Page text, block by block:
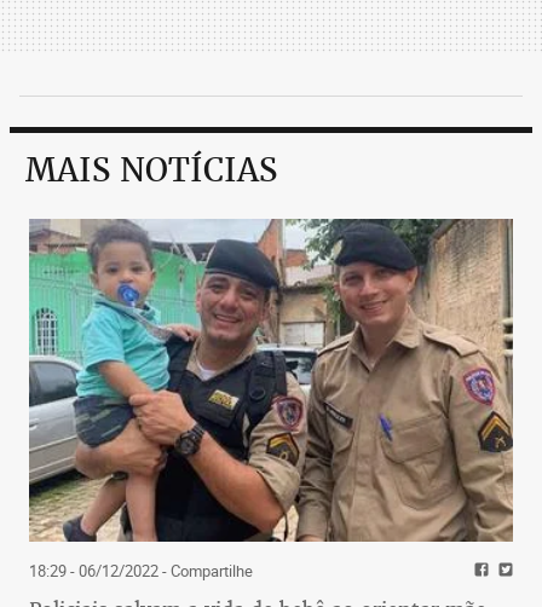
MAIS NOTÍCIAS
18:29 - 06/12/2022- Compartilhe